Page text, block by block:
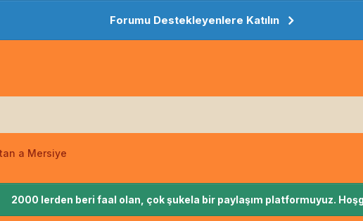
Forumu Destekleyenlere Katılın
a Mersiye
2000 lerden beri faal olan, çok şukela bir paylaşım platformuyuz.